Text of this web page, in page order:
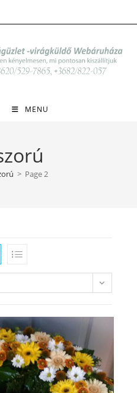
MENU
> Page 2